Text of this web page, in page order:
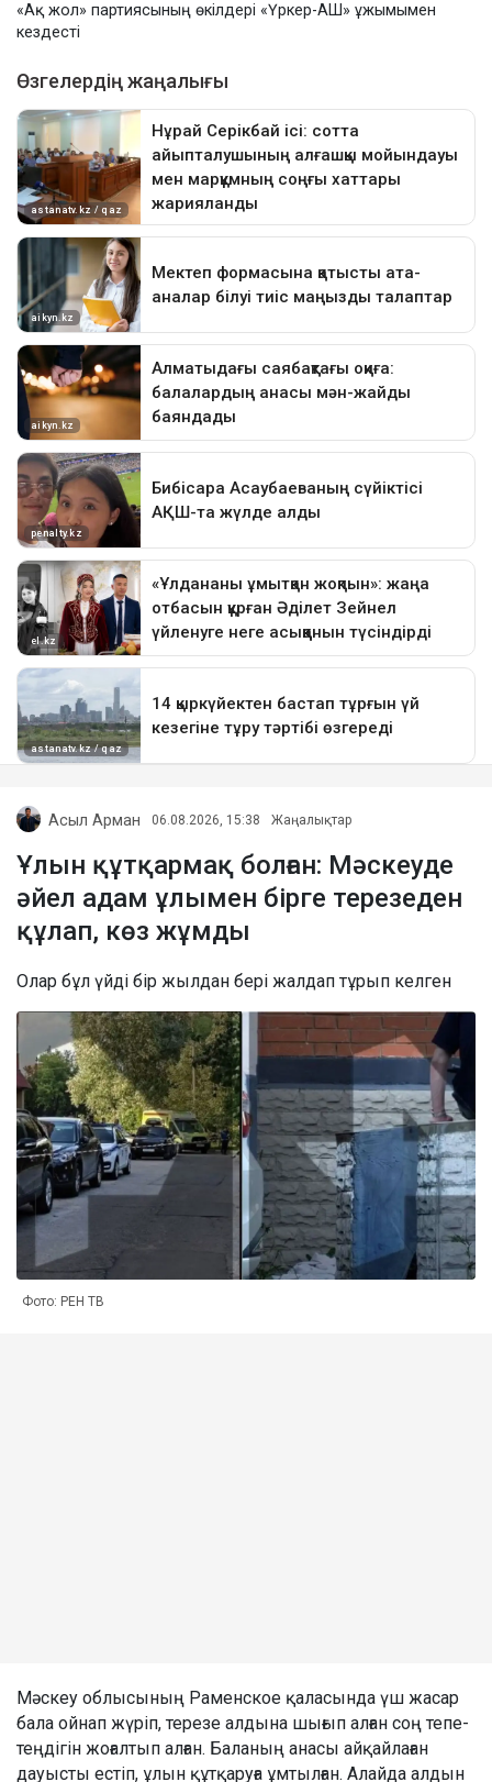
«Ақ жол» партиясының өкілдері «Үркер-АШ» ұжымымен
кездесті
Асыл Арман 06.08.2026, 15:38 Жаңалықтар
Ұлын құтқармақ болған: Мәскеуде
әйел адам ұлымен бірге терезеден
құлап, көз жұмды
Олар бұл үйді бір жылдан бері жалдап тұрып келген
Фото: РЕН ТВ
Мәскеу облысының Раменское қаласында үш жасар
бала ойнап жүріп, терезе алдына шығып алған соң тепе-
теңдігін жоғалтып алған. Баланың анасы айқайлаған
дауысты естіп, ұлын құтқаруға ұмтылған. Алайда алдын